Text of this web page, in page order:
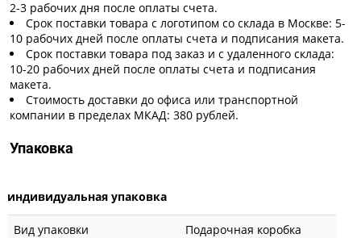
2-3 рабочих дня после оплаты счета.
Срок поставки товара с логотипом со склада в Москве: 5-
10 рабочих дней после оплаты счета и подписания макета.
Срок поставки товара под заказ и с удаленного склада:
10-20 рабочих дней после оплаты счета и подписания
макета.
Стоимость доставки до офиса или транспортной
компании в пределах МКАД: 380 рублей.
Упаковка
индивидуальная упаковка
Вид упаковки
Подарочная коробка